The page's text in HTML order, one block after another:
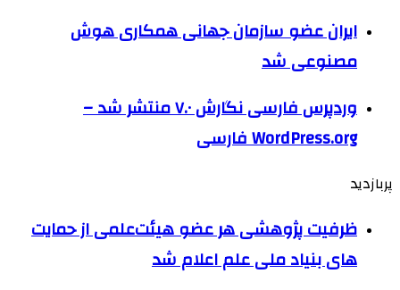
ایران عضو سازمان جهانی همکاری هوش
مصنوعی شد
وردپرس فارسی نگارش ۷.۰ منتشر شد –
WordPress.org فارسی
پربازدید
ظرفیت پژوهشی هر عضو هیئت‌علمی از حمایت
های بنیاد ملی علم اعلام شد